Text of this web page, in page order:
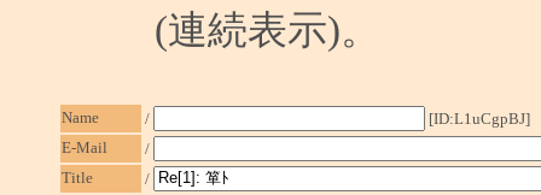
(連続表示)。
Name /
[ID:L1uCgpBJ]
E-Mail
/
Title
/